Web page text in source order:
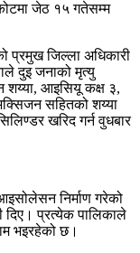
जेठ १५ गतेसम्म
प्रमुख जिल्ला अधिकारी
दुइ जनाको मृत्यु
आइसियू कक्ष ३,
सहितको शय्या
खरिद गर्न वुधबार
निर्माण गरेको
प्रत्येक पालिकाले
भइरहेको छ।